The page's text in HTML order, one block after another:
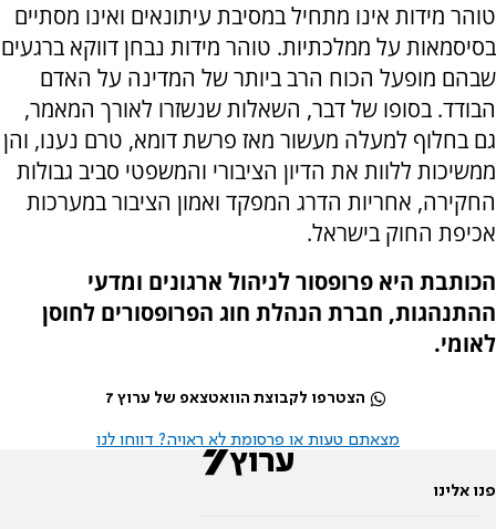
טוהר מידות אינו מתחיל במסיבת עיתונאים ואינו מסתיים
בסיסמאות על ממלכתיות. טוהר מידות נבחן דווקא ברגעים
שבהם מופעל הכוח הרב ביותר של המדינה על האדם
הבודד. בסופו של דבר, השאלות שנשזרו לאורך המאמר,
גם בחלוף למעלה מעשור מאז פרשת דומא, טרם נענו, והן
ממשיכות ללוות את הדיון הציבורי והמשפטי סביב גבולות
החקירה, אחריות הדרג המפקד ואמון הציבור במערכות
אכיפת החוק בישראל.
הכותבת היא פרופסור לניהול ארגונים ומדעי
ההתנהגות, חברת הנהלת חוג הפרופסורים לחוסן
לאומי.
הצטרפו לקבוצת הוואטצאפ של ערוץ 7
מצאתם טעות או פרסומת לא ראויה? דווחו לנו
פנו אלינו